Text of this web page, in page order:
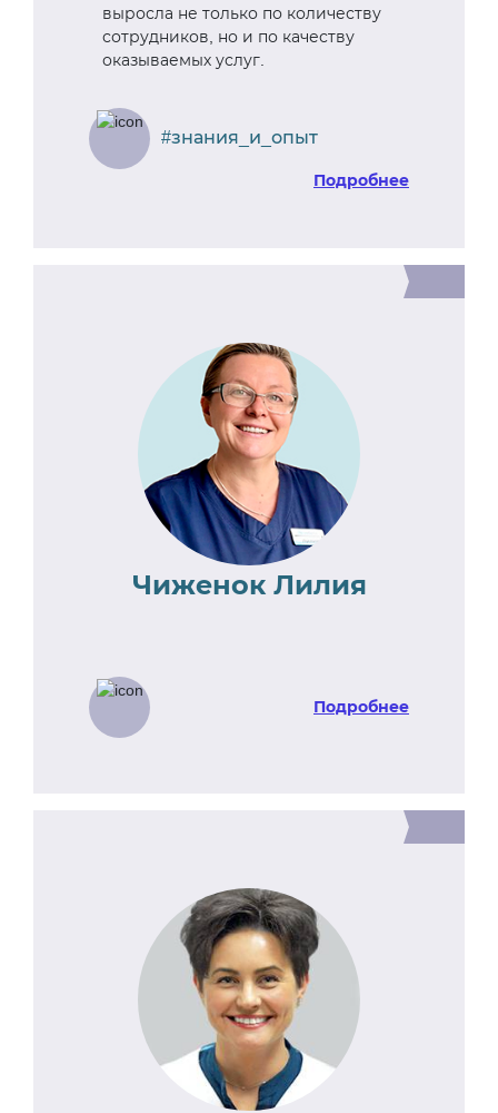
выросла не только по количеству
сотрудников, но и по качеству
оказываемых услуг.
#знания_и_опыт
Подробнее
Чиженок Лилия
Подробнее